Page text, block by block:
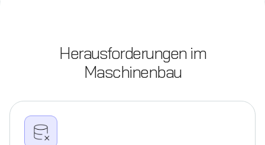
Heraus­forderungen im
Maschinenbau